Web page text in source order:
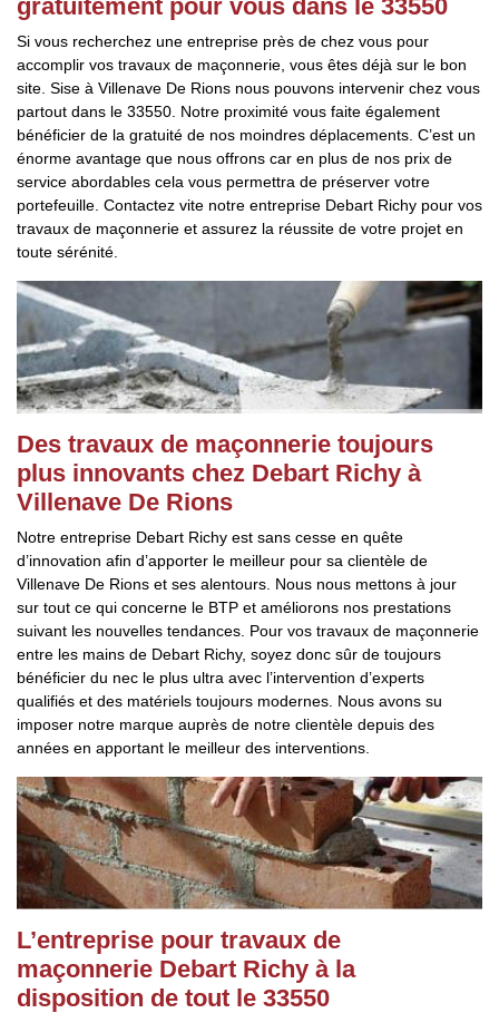
gratuitement pour vous dans le 33550
Si vous recherchez une entreprise près de chez vous pour
accomplir vos travaux de maçonnerie, vous êtes déjà sur le bon
site. Sise à Villenave De Rions nous pouvons intervenir chez vous
partout dans le 33550. Notre proximité vous faite également
bénéficier de la gratuité de nos moindres déplacements. C’est un
énorme avantage que nous offrons car en plus de nos prix de
service abordables cela vous permettra de préserver votre
portefeuille. Contactez vite notre entreprise Debart Richy pour vos
travaux de maçonnerie et assurez la réussite de votre projet en
toute sérénité.
Des travaux de maçonnerie toujours
plus innovants chez Debart Richy à
Villenave De Rions
Notre entreprise Debart Richy est sans cesse en quête
d’innovation afin d’apporter le meilleur pour sa clientèle de
Villenave De Rions et ses alentours. Nous nous mettons à jour
sur tout ce qui concerne le BTP et améliorons nos prestations
suivant les nouvelles tendances. Pour vos travaux de maçonnerie
entre les mains de Debart Richy, soyez donc sûr de toujours
bénéficier du nec le plus ultra avec l’intervention d’experts
qualifiés et des matériels toujours modernes. Nous avons su
imposer notre marque auprès de notre clientèle depuis des
années en apportant le meilleur des interventions.
L’entreprise pour travaux de
maçonnerie Debart Richy à la
disposition de tout le 33550